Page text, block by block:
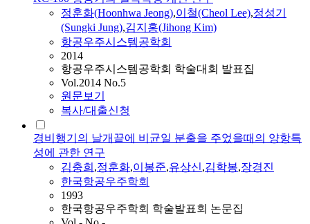
정훈화(Hoonhwa Jeong),이철(Cheol Lee),정성기
(Sungki Jung),김지홍(Jihong Kim)
항공우주시스템공학회
2014
항공우주시스템공학회 학술대회 발표집
Vol.2014 No.5
원문보기
복사/대출신청
경비행기의 날개끝에 비균일 분출을 주었을때의 양항특
성에 관한 연구
김충희 ,정훈화,이봉준,유상신,김학봉,장경진
한국항공우주학회
1993
한국항공우주학회 학술발표회 논문집